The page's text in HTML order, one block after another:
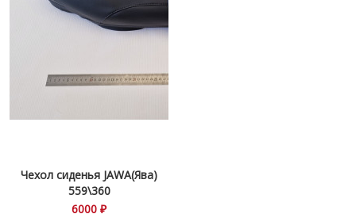
Чехол сиденья JAWA(Ява)
559\360
6000 ₽